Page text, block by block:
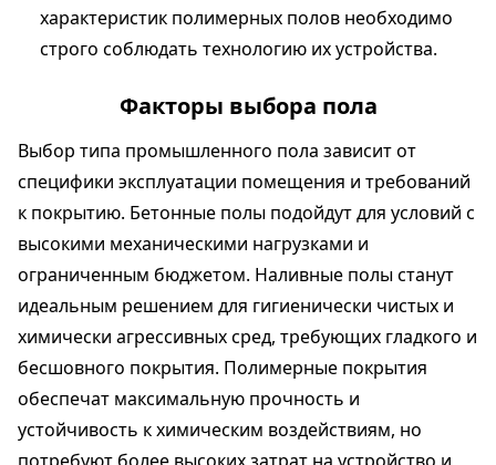
характеристик полимерных полов необходимо
строго соблюдать технологию их устройства.
Факторы выбора пола
Выбор типа промышленного пола зависит от
специфики эксплуатации помещения и требований
к покрытию. Бетонные полы подойдут для условий с
высокими механическими нагрузками и
ограниченным бюджетом. Наливные полы станут
идеальным решением для гигиенически чистых и
химически агрессивных сред, требующих гладкого и
бесшовного покрытия. Полимерные покрытия
обеспечат максимальную прочность и
устойчивость к химическим воздействиям, но